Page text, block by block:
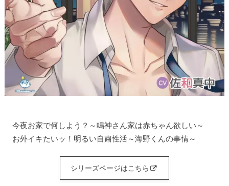
今夜お家で何しよう？～鳴神さん家は赤ちゃん欲しい～
お外イキたいッ！明るい自粛性活～海野くんの事情～
シリーズページはこちら